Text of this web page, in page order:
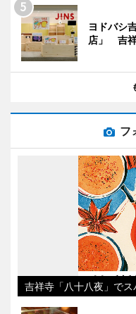
ヨドバシ
店」 吉
フ
吉祥寺「八十八夜」で